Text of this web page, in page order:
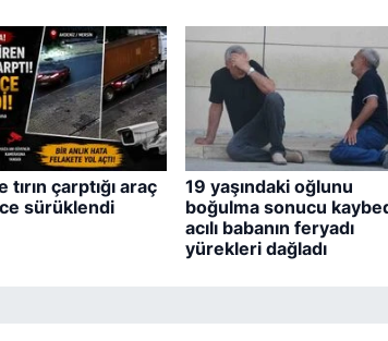
çarptığı araç
sürüklendi
19 yaşındaki oğlunu
boğulma sonucu
acılı babanın feryadı
yürekleri dağladı